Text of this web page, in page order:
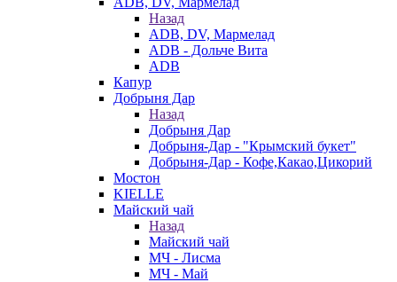
Назад
ADB, DV, Мармелад
ADB - Дольче Вита
ADB
Капур
Добрыня Дар
Назад
Добрыня Дар
Добрыня-Дар - "Крымский букет"
Добрыня-Дар - Кофе,Какао,Цикорий
Мостон
KIELLE
Майский чай
Назад
Майский чай
МЧ - Лисма
МЧ - Май